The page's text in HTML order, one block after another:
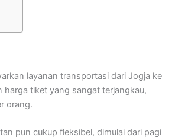
layanan transportasi dari Jogja ke
harga tiket yang sangat terjangkau,
orang.
pun cukup fleksibel, dimulai dari pagi